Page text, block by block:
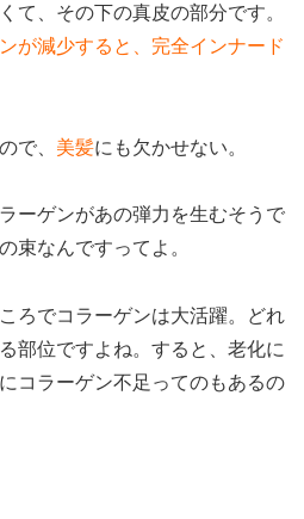
て、その下の真皮の部分です。
が減少すると、完全インナード
で、 美髪にも欠かせない。
ーゲンがあの弾力を生むそうで
束なんですってよ。
ろでコラーゲンは大活躍。どれ
部位ですよね。すると、老化に
コラーゲン不足ってのもあるの